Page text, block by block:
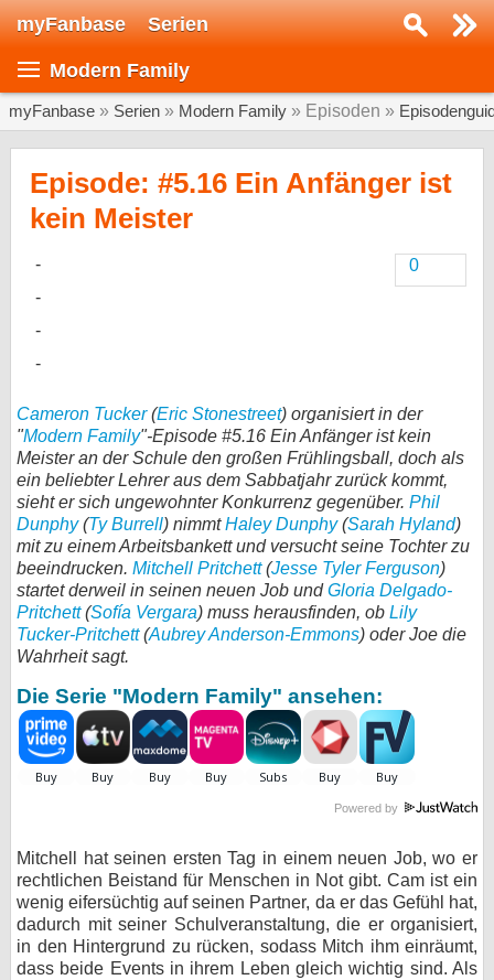
myFanbase Serien
Modern Family
myFanbase » Serien » Modern Family » Episoden »
Episode: #5.16 Ein Anfänger ist
kein Meister
0
Cameron Tucker(Eric Stonestreet) organisiert in der
"Modern Family"-Episode #5.16 Ein Anfänger ist kein
Meister an der Schule den großen Frühlingsball, doch als
ein beliebter Lehrer aus dem Sabbatjahr zurück kommt,
sieht er sich ungewohnter Konkurrenz gegenüber. Phil
Dunphy(Ty Burrell) nimmtHaley Dunphy(Sarah Hyland)
mit zu einem Arbeitsbankett und versucht seine Tochter zu
beeindrucken. Mitchell Pritchett(Jesse Tyler Ferguson)
startet derweil in seinen neuen Job undGloria Delgado-
Pritchett(Sofía Vergara) muss herausfinden, ob Lily
Tucker-Pritchett(Aubrey Anderson-Emmons) oder Joe die
Wahrheit sagt.
Die Serie "Modern Family" ansehen:
Powered by
Mitchell hat seinen ersten Tag in einem neuen Job, wo er
rechtlichen Beistand für Menschen in Not gibt. Cam ist ein
wenig eifersüchtig auf seinen Partner, da er das Gefühl hat,
dadurch mit seiner Schulveranstaltung, die er organisiert,
in den Hintergrund zu rücken, sodass Mitch ihm einräumt,
dass beide Events in ihrem Leben gleich wichtig sind. Als
Serie suchen...
SERIEN
Kolumnen
Gewinnspiele
Forum
bei X
bei Facebook
Kontakt
Nutzungsbedingungen
Datenschutz
Cookie-Einstellungen
Desktop-Ansicht
myFanbase